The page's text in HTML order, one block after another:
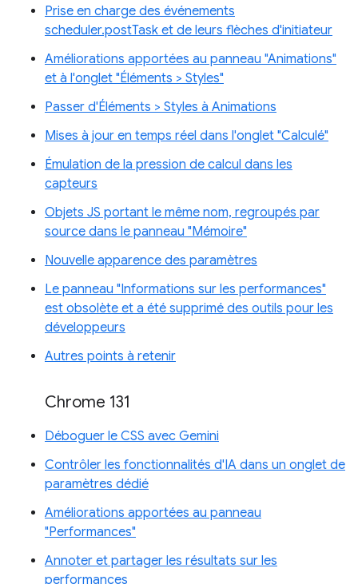
Prise en charge des événements
scheduler.postTask et de leurs flèches d'initiateur
Améliorations apportées au panneau "Animations"
et à l'onglet "Éléments > Styles"
Passer d'Éléments > Styles à Animations
Mises à jour en temps réel dans l'onglet "Calculé"
Émulation de la pression de calcul dans les
capteurs
Objets JS portant le même nom, regroupés par
source dans le panneau "Mémoire"
Nouvelle apparence des paramètres
Le panneau "Informations sur les performances"
est obsolète et a été supprimé des outils pour les
développeurs
Autres points à retenir
Chrome 131
Déboguer le CSS avec Gemini
Contrôler les fonctionnalités d'IA dans un onglet de
paramètres dédié
Améliorations apportées au panneau
"Performances"
Annoter et partager les résultats sur les
performances